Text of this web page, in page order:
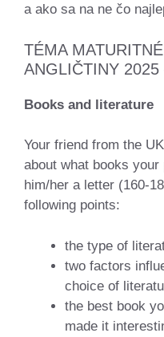
a ako sa na ne čo
TÉMA
ANGLIČTINY 2025
Books and literature
Your friend from the
about what books
him/her a letter (160-
following points:
the type of
two factors
choice of
the best book
made it